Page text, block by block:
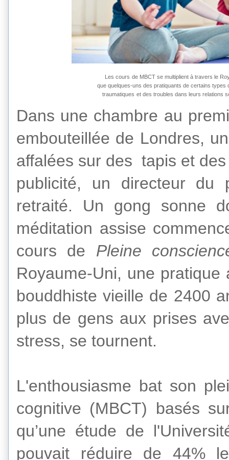
Les cours de MBCT se multiplient à travers le
que quelques-uns des pratiquants de certains types
traumatiques et des troubles dans leurs relations
Dans une chambre au
embouteillée de Londres,
affalées sur des tapis et
publicité, un directeur du
retraité. Un gong sonne
méditation assise
cours
de Pleine
Royaume-Uni, une pratique
bouddhiste vieille de 2400
plus de gens aux prises
stress, se tournent.
L'enthousiasme bat son
cognitive (MBCT) basés
qu’une étude de
pouvait
réduire de 44%